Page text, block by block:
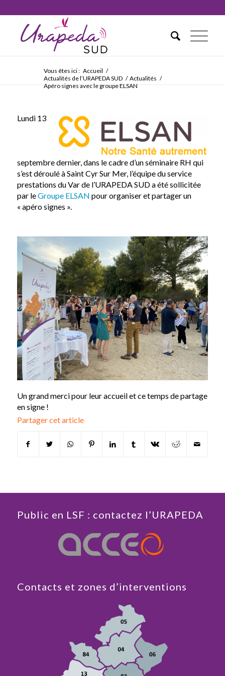
Vous êtes ici : Accueil /
Actualités de l’URAPEDA SUD / Actualités /
Apéro signes avec le groupe ELSAN
Lundi 13
septembre dernier, dans le cadre d’un séminaire RH qui
s’est déroulé à Saint Cyr Sur Mer, l’équipe du service
prestations du Var de l’URAPEDA SUD a été sollicitée
par leGroupe ELSAN pour organiser et partager un
« apéro signes ».
Un grand merci pour leur accueil et ce temps de partage
en signe !
Partager cet article
Public en LSF : contactez l’URAPEDA
Contacts et zones d’interventions